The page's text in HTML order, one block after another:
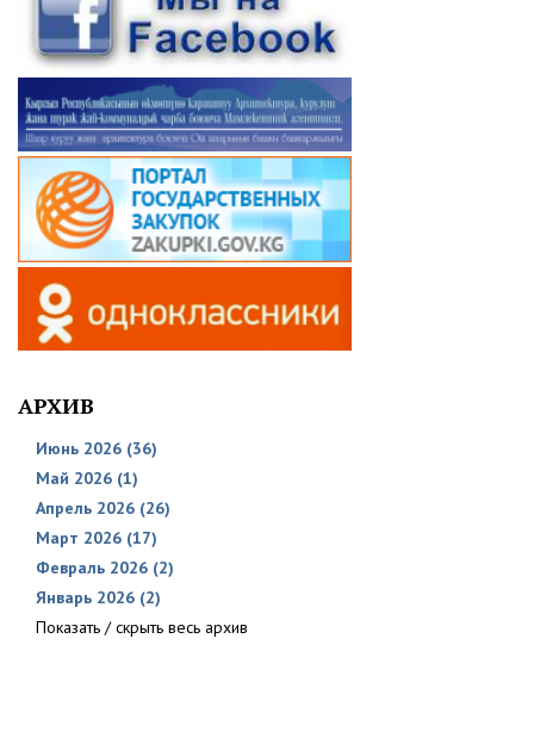
АРХИВ
Июнь 2026 (36)
Май 2026 (1)
Апрель 2026 (26)
Март 2026 (17)
Февраль 2026 (2)
Январь 2026 (2)
Показать / скрыть весь архив